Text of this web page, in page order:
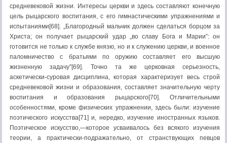
средневековой жизни. Интересы церкви и здесь составляют конечную
цель рыцарского воспитания, с его гимнастическими упражнениями и
испытаниями[68]. „Благородный мальчик должен сделаться борцом за
Христа; он получает рыцарский удар „во славу Бога и Марии”: он
готовится не только к службе князю, но и к служению церкви, и военное
паломничество с братьями по оружию составляет его высшую
жизненную задачу”[69]. Точно та же церковная серьезность,
аскетически-суровая дисциплина, которая характеризует весь строй
средневековой жизни и образования, составляет значительную черту
воспитания и образования рыцарского[70]. Отличительными
особенностями, кроме физических упражнении, здесь были: изучение
поэтического искусства[71] и, нередко, изучение иностранных языков.
Поэтическое искусство,—которое усваивалось без всякого изучения
теории, а практически-подражательно, от странствующих певцов